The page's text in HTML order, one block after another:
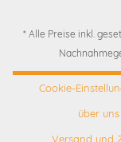
* Alle Preise inkl.
Cookie-
über uns
Versand und